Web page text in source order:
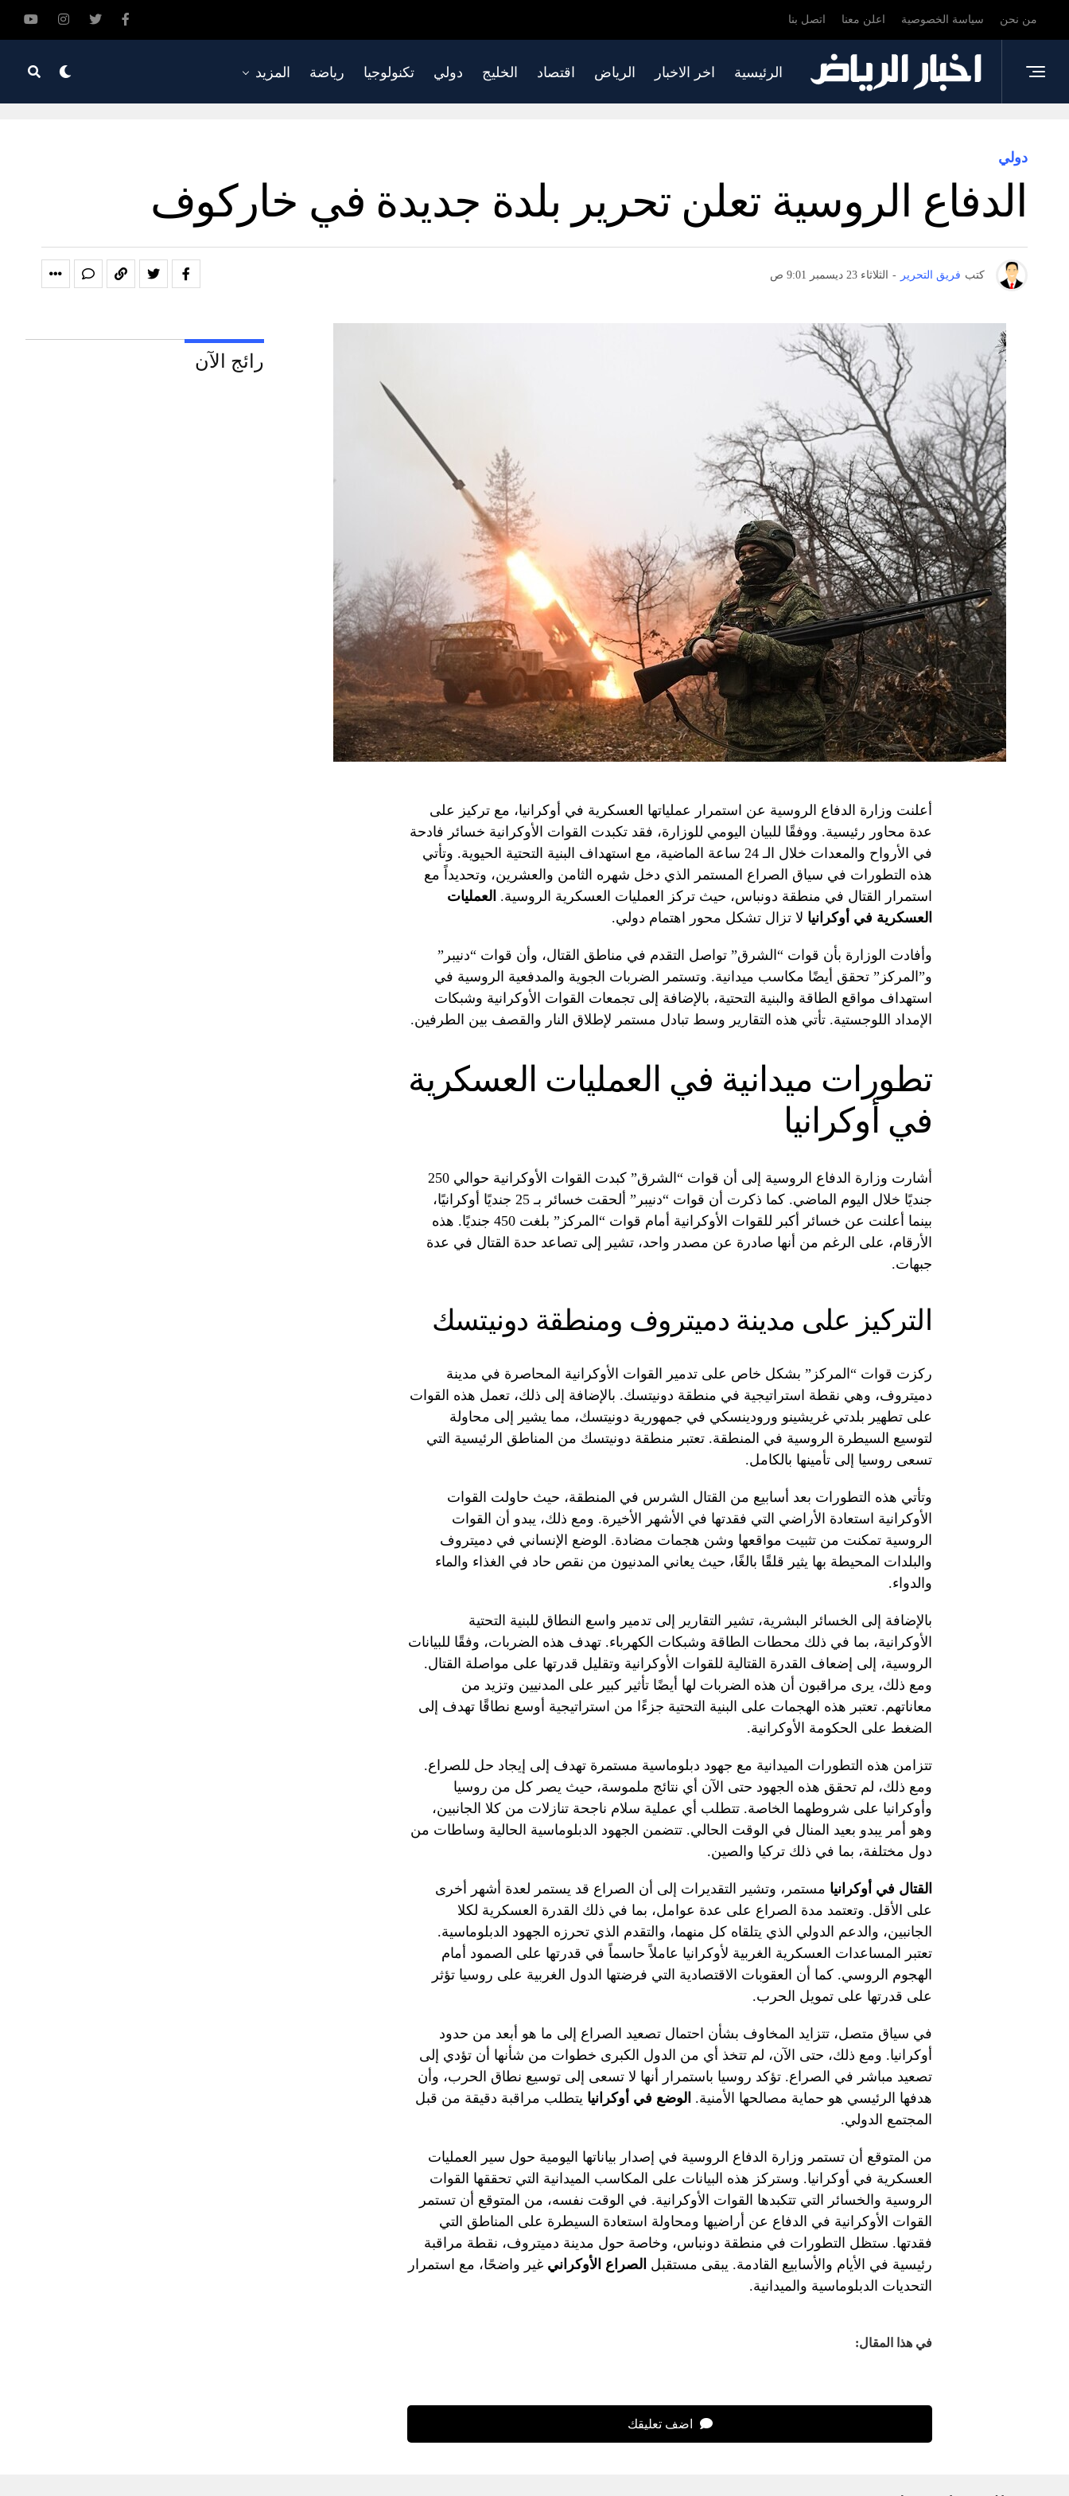
من نحن سياسة الخصوصية اعلن معنا اتصل بنا
الرئيسية اخر الاخبار الرياض اقتصاد الخليج دولي تكنولوجيا رياضة المزيد
دولي
الدفاع الروسية تعلن تحرير بلدة جديدة في خاركوف
كتب فريق التحرير - الثلاثاء 23 ديسمبر 9:01 ص
أعلنت وزارة الدفاع الروسية عن استمرار عملياتها العسكرية في أوكرانيا، مع تركيز على
عدة محاور رئيسية. ووفقًا للبيان اليومي للوزارة، فقد تكبدت القوات الأوكرانية خسائر فادحة
في الأرواح والمعدات خلال الـ 24 ساعة الماضية، مع استهداف البنية التحتية الحيوية. وتأتي
هذه التطورات في سياق الصراع المستمر الذي دخل شهره الثامن والعشرين، وتحديداً مع
استمرار القتال في منطقة دونباس، حيث تركز العمليات العسكرية الروسية. العمليات
العسكرية في أوكرانيا لا تزال تشكل محور اهتمام دولي.
وأفادت الوزارة بأن قوات “الشرق” تواصل التقدم في مناطق القتال، وأن قوات “دنيبر”
و”المركز” تحقق أيضًا مكاسب ميدانية. وتستمر الضربات الجوية والمدفعية الروسية في
استهداف مواقع الطاقة والبنية التحتية، بالإضافة إلى تجمعات القوات الأوكرانية وشبكات
الإمداد اللوجستية. تأتي هذه التقارير وسط تبادل مستمر لإطلاق النار والقصف بين الطرفين.
تطورات ميدانية في العمليات العسكرية
في أوكرانيا
أشارت وزارة الدفاع الروسية إلى أن قوات “الشرق” كبدت القوات الأوكرانية حوالي 250
جنديًا خلال اليوم الماضي. كما ذكرت أن قوات “دنيبر” ألحقت خسائر بـ 25 جنديًا أوكرانيًا،
بينما أعلنت عن خسائر أكبر للقوات الأوكرانية أمام قوات “المركز” بلغت 450 جنديًا. هذه
الأرقام، على الرغم من أنها صادرة عن مصدر واحد، تشير إلى تصاعد حدة القتال في عدة
جبهات.
التركيز على مدينة دميتروف ومنطقة دونيتسك
ركزت قوات “المركز” بشكل خاص على تدمير القوات الأوكرانية المحاصرة في مدينة
دميتروف، وهي نقطة استراتيجية في منطقة دونيتسك. بالإضافة إلى ذلك، تعمل هذه القوات
على تطهير بلدتي غريشينو ورودينسكي في جمهورية دونيتسك، مما يشير إلى محاولة
لتوسيع السيطرة الروسية في المنطقة. تعتبر منطقة دونيتسك من المناطق الرئيسية التي
تسعى روسيا إلى تأمينها بالكامل.
وتأتي هذه التطورات بعد أسابيع من القتال الشرس في المنطقة، حيث حاولت القوات
الأوكرانية استعادة الأراضي التي فقدتها في الأشهر الأخيرة. ومع ذلك، يبدو أن القوات
الروسية تمكنت من تثبيت مواقعها وشن هجمات مضادة. الوضع الإنساني في دميتروف
والبلدات المحيطة بها يثير قلقًا بالغًا، حيث يعاني المدنيون من نقص حاد في الغذاء والماء
والدواء.
بالإضافة إلى الخسائر البشرية، تشير التقارير إلى تدمير واسع النطاق للبنية التحتية
الأوكرانية، بما في ذلك محطات الطاقة وشبكات الكهرباء. تهدف هذه الضربات، وفقًا للبيانات
الروسية، إلى إضعاف القدرة القتالية للقوات الأوكرانية وتقليل قدرتها على مواصلة القتال.
ومع ذلك، يرى مراقبون أن هذه الضربات لها أيضًا تأثير كبير على المدنيين وتزيد من
معاناتهم. تعتبر هذه الهجمات على البنية التحتية جزءًا من استراتيجية أوسع نطاقًا تهدف إلى
الضغط على الحكومة الأوكرانية.
تتزامن هذه التطورات الميدانية مع جهود دبلوماسية مستمرة تهدف إلى إيجاد حل للصراع.
ومع ذلك، لم تحقق هذه الجهود حتى الآن أي نتائج ملموسة، حيث يصر كل من روسيا
وأوكرانيا على شروطهما الخاصة. تتطلب أي عملية سلام ناجحة تنازلات من كلا الجانبين،
وهو أمر يبدو بعيد المنال في الوقت الحالي. تتضمن الجهود الدبلوماسية الحالية وساطات من
دول مختلفة، بما في ذلك تركيا والصين.
القتال في أوكرانيا مستمر، وتشير التقديرات إلى أن الصراع قد يستمر لعدة أشهر أخرى
على الأقل. وتعتمد مدة الصراع على عدة عوامل، بما في ذلك القدرة العسكرية لكلا
الجانبين، والدعم الدولي الذي يتلقاه كل منهما، والتقدم الذي تحرزه الجهود الدبلوماسية.
تعتبر المساعدات العسكرية الغربية لأوكرانيا عاملاً حاسماً في قدرتها على الصمود أمام
الهجوم الروسي. كما أن العقوبات الاقتصادية التي فرضتها الدول الغربية على روسيا تؤثر
على قدرتها على تمويل الحرب.
في سياق متصل، تتزايد المخاوف بشأن احتمال تصعيد الصراع إلى ما هو أبعد من حدود
أوكرانيا. ومع ذلك، حتى الآن، لم تتخذ أي من الدول الكبرى خطوات من شأنها أن تؤدي إلى
تصعيد مباشر في الصراع. تؤكد روسيا باستمرار أنها لا تسعى إلى توسيع نطاق الحرب، وأن
هدفها الرئيسي هو حماية مصالحها الأمنية. الوضع في أوكرانيا يتطلب مراقبة دقيقة من قبل
المجتمع الدولي.
من المتوقع أن تستمر وزارة الدفاع الروسية في إصدار بياناتها اليومية حول سير العمليات
العسكرية في أوكرانيا. وستركز هذه البيانات على المكاسب الميدانية التي تحققها القوات
الروسية والخسائر التي تتكبدها القوات الأوكرانية. في الوقت نفسه، من المتوقع أن تستمر
القوات الأوكرانية في الدفاع عن أراضيها ومحاولة استعادة السيطرة على المناطق التي
فقدتها. ستظل التطورات في منطقة دونباس، وخاصة حول مدينة دميتروف، نقطة مراقبة
رئيسية في الأيام والأسابيع القادمة. يبقى مستقبل الصراع الأوكراني غير واضحًا، مع استمرار
التحديات الدبلوماسية والميدانية.
في هذا المقال:
اضف تعليقك
رائج الآن